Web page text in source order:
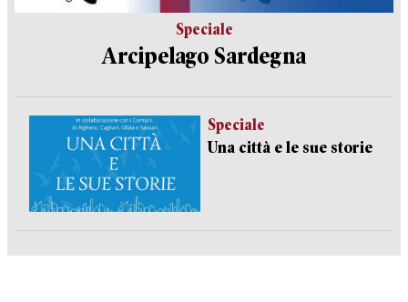
Speciale
Arcipelago Sardegna
Speciale
Una città e le sue storie